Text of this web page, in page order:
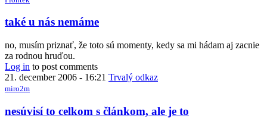
také u nás nemáme
no, musím priznať, že toto sú momenty, kedy sa mi hádam aj zacnie
za rodnou hruďou.
Log in to post comments
21. december 2006 - 16:21 Trvalý odkaz
miro2m
nesúvisí to celkom s článkom, ale je to